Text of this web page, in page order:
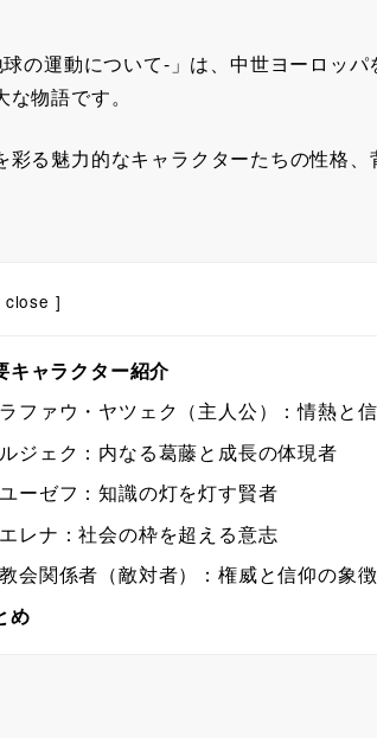
球の運動について-」は、中世ヨーロッ
物語です。
彩る魅力的なキャラクターたちの性格
close ]
キャラクター紹介
ラファウ・ヤツェク（主人公）：情熱と
ルジェク：内なる葛藤と成長の体現者
ユーゼフ：知識の灯を灯す賢者
エレナ：社会の枠を超える意志
教会関係者（敵対者）：権威と信仰の象徴
め